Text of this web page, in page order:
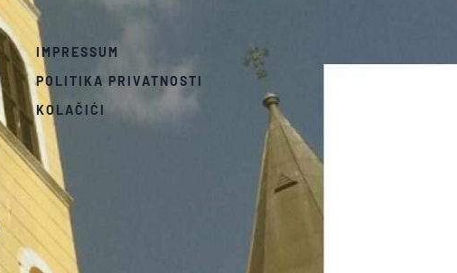
IMPRESSUM
POLITIKA PRIVATNOSTI
KOLAČIĆI